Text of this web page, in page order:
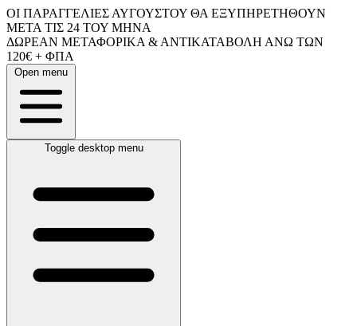
ΟΙ ΠΑΡΑΓΓΕΛΙΕΣ ΑΥΓΟΥΣΤΟΥ ΘΑ ΕΞΥΠΗΡΕΤΗΘΟΥΝ
ΜΕΤΑ ΤΙΣ 24 ΤΟΥ ΜΗΝΑ
ΔΩΡΕΑΝ ΜΕΤΑΦΟΡΙΚΑ & ΑΝΤΙΚΑΤΑΒΟΛΗ ΑΝΩ ΤΩΝ
120€ + ΦΠΑ
Open menu
Toggle desktop menu